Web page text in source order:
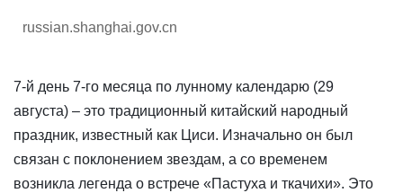
russian.shanghai.gov.cn
7-й день 7-го месяца по лунному календарю (29
августа) – это традиционный китайский народный
праздник, известный как Циси. Изначально он был
связан с поклонением звездам, а со временем
возникла легенда о встрече «Пастуха и ткачихи». Это